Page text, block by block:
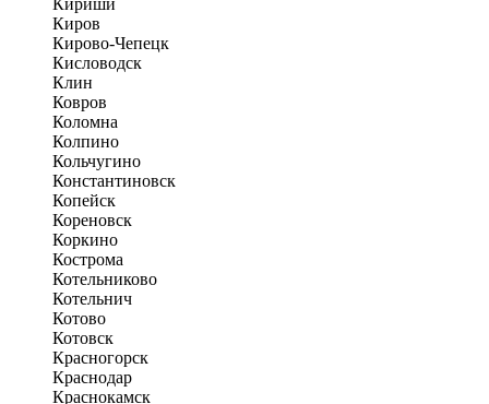
Кириши
Киров
Кирово-Чепецк
Кисловодск
Клин
Ковров
Коломна
Колпино
Кольчугино
Константиновск
Копейск
Кореновск
Коркино
Кострома
Котельниково
Котельнич
Котово
Котовск
Красногорск
Краснодар
Краснокамск